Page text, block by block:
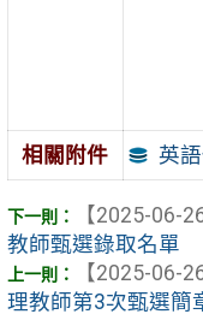
相關附件 英
【2025-06-26
教師甄選錄取名單
【2025-06-26
理教師第3次甄選簡